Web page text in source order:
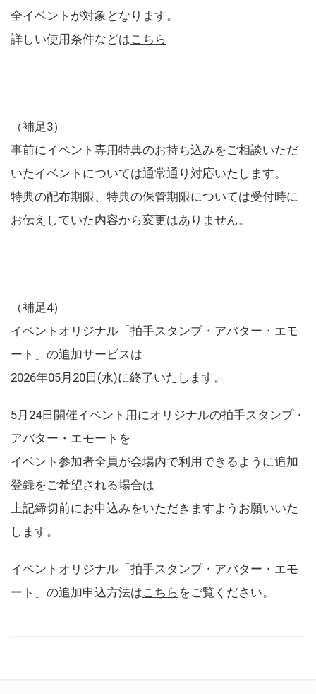
全イベントが対象となります。
詳しい使用条件などはこちら
（補足3）
事前にイベント専用特典のお持ち込みをご相談いただ
いたイベントについては通常通り対応いたします。
特典の配布期限、特典の保管期限については受付時に
お伝えしていた内容から変更はありません。
（補足4）
イベントオリジナル「拍手スタンプ・アバター・エモ
ート」の追加サービスは
2026年05月20日(水)に終了いたします。
5月24日開催イベント用にオリジナルの拍手スタンプ・
アバター・エモートを
イベント参加者全員が会場内で利用できるように追加
登録をご希望される場合は
上記締切前にお申込みをいただきますようお願いいた
します。
イベントオリジナル「拍手スタンプ・アバター・エモ
ート」の追加申込方法はこちら をご覧ください。